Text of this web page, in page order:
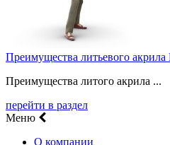
Преимущества литьевого
Преимущества литого акрила ...
перейти в раздел
Меню
О компании